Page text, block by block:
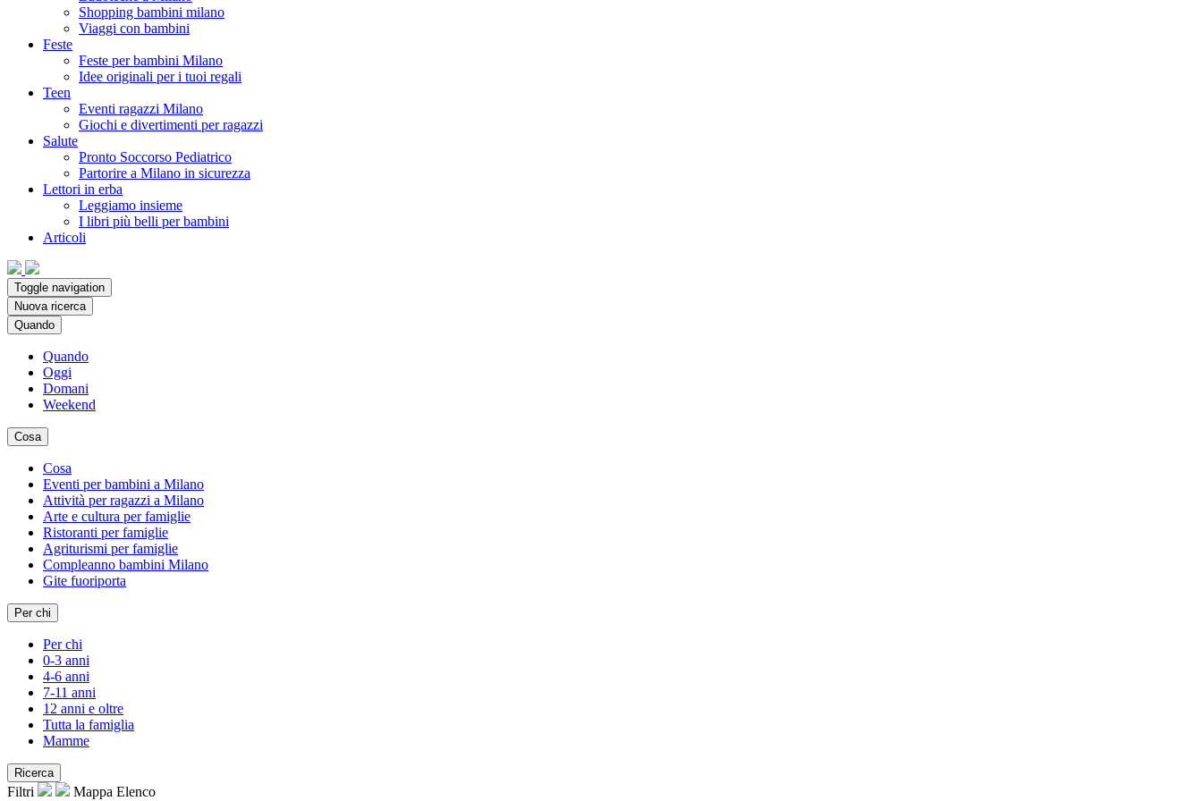
Shopping bambini milano
Viaggi con bambini
Feste
Feste per bambini Milano
Idee originali per i tuoi regali
Teen
Eventi ragazzi Milano
Giochi e divertimenti per ragazzi
Salute
Pronto Soccorso Pediatrico
Partorire a Milano in sicurezza
Lettori in erba
Leggiamo insieme
I libri più belli per bambini
Articoli
Toggle navigation
Nuova ricerca
Quando
Quando
Oggi
Domani
Weekend
Cosa
Cosa
Eventi per bambini a Milano
Attività per ragazzi a Milano
Arte e cultura per famiglie
Ristoranti per famiglie
Agriturismi per famiglie
Compleanno bambini Milano
Gite fuoriporta
Per chi
Per chi
0-3 anni
4-6 anni
7-11 anni
12 anni e oltre
Tutta la famiglia
Mamme
Ricerca
Filtri Mappa Elenco